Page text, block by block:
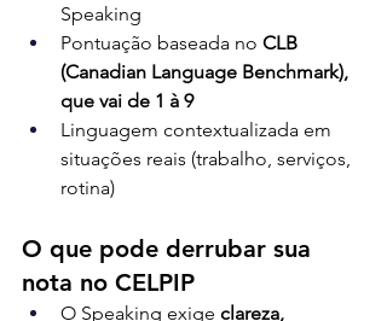
Speaking
Pontuação baseada no CLB
(Canadian Language Benchmark),
que vai de 1 à 9
Linguagem contextualizada em
situações reais (trabalho, serviços,
rotina)
O que pode derrubar sua
nota no CELPIP
O Speaking exige clareza,